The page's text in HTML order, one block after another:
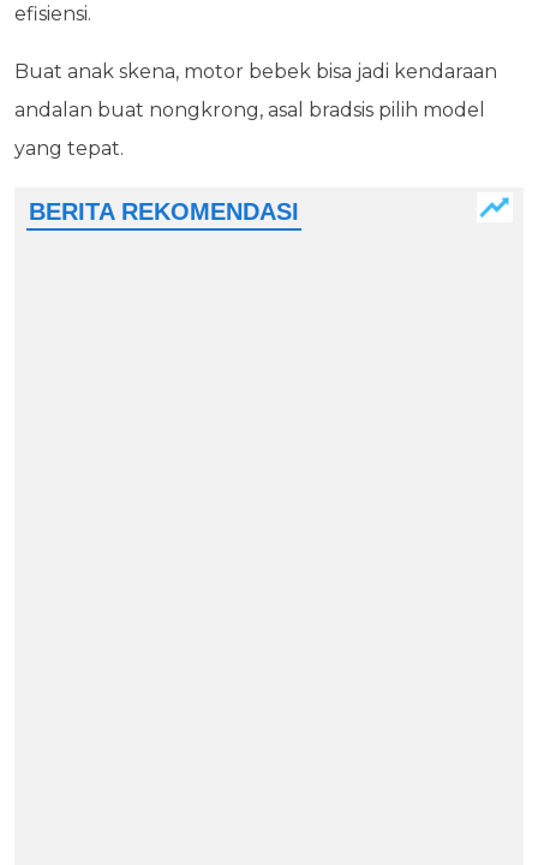
efisiensi.
Buat anak skena, motor bebek bisa jadi kendaraan
andalan buat nongkrong, asal bradsis pilih model
yang tepat.